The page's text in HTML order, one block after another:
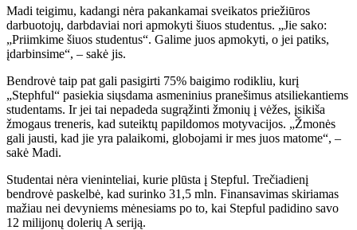
Madi teigimu, kadangi nėra pakankamai sveikatos priežiūros
darbuotojų, darbdaviai nori apmokyti šiuos studentus. „Jie sako:
„Priimkime šiuos studentus“. Galime juos apmokyti, o jei patiks,
įdarbinsime“, – sakė jis.
Bendrovė taip pat gali pasigirti 75% baigimo rodikliu, kurį
„Stephful“ pasiekia siųsdama asmeninius pranešimus atsiliekantiems
studentams. Ir jei tai nepadeda sugrąžinti žmonių į vėžes, įsikiša
žmogaus treneris, kad suteiktų papildomos motyvacijos. „Žmonės
gali jausti, kad jie yra palaikomi, globojami ir mes juos matome“, –
sakė Madi.
Studentai nėra vieninteliai, kurie plūsta į Stepful. Trečiadienį
bendrovė paskelbė, kad surinko 31,5 mln. Finansavimas skiriamas
mažiau nei devyniems mėnesiams po to, kai Stepful padidino savo
12 milijonų dolerių A seriją.